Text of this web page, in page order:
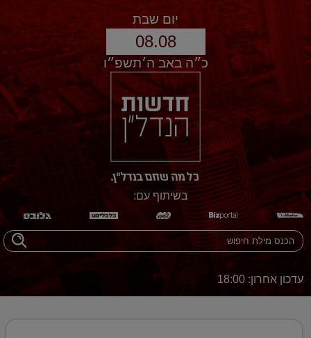
יום שבת
08.08
כ״ה באב ה׳תשפ״ו
בשיתוף עם:
עדכון אחרון: 18:00